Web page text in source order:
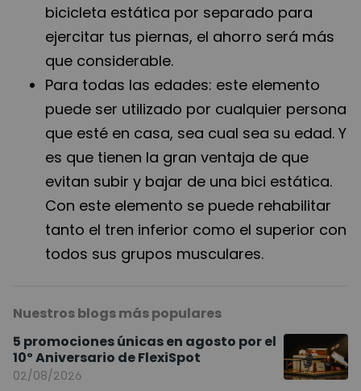
bicicleta estática por separado para
ejercitar tus piernas, el ahorro será más
que considerable.
Para todas las edades: este elemento
puede ser utilizado por cualquier persona
que esté en casa, sea cual sea su edad. Y
es que tienen la gran ventaja de que
evitan subir y bajar de una bici estática.
Con este elemento se puede rehabilitar
tanto el tren inferior como el superior con
todos sus grupos musculares.
Nuestros blogs más populares
5 promociones únicas en agosto por el
10º Aniversario de FlexiSpot
02/08/2026